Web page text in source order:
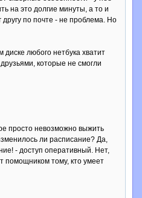
на это долгие минуты, а то и
по почте - не проблема. Но
любого нетбука хватит
которые не смогли
просто невозможно выжить
ли расписание? Да,
- доступ оперативный. Нет,
помощником тому, кто умеет